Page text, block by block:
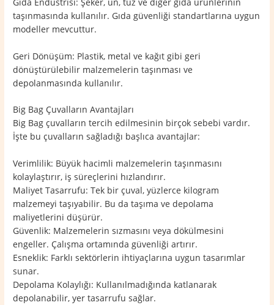
taşınmasında kullanılır. Gıda güvenliği standartlarına uygun
modeller mevcuttur.
Geri Dönüşüm: Plastik, metal ve kağıt gibi geri
dönüştürülebilir malzemelerin taşınması ve
depolanmasında kullanılır.
Big Bag Çuvalların Avantajları
Big Bag çuvalların tercih edilmesinin birçok sebebi vardır.
İşte bu çuvalların sağladığı başlıca avantajlar:
Verimlilik: Büyük hacimli malzemelerin taşınmasını
kolaylaştırır, iş süreçlerini hızlandırır.
Maliyet Tasarrufu: Tek bir çuval, yüzlerce kilogram
malzemeyi taşıyabilir. Bu da taşıma ve depolama
maliyetlerini düşürür.
Güvenlik: Malzemelerin sızmasını veya dökülmesini
engeller. Çalışma ortamında güvenliği artırır.
Esneklik: Farklı sektörlerin ihtiyaçlarına uygun tasarımlar
sunar.
Depolama Kolaylığı: Kullanılmadığında katlanarak
depolanabilir, yer tasarrufu sağlar.